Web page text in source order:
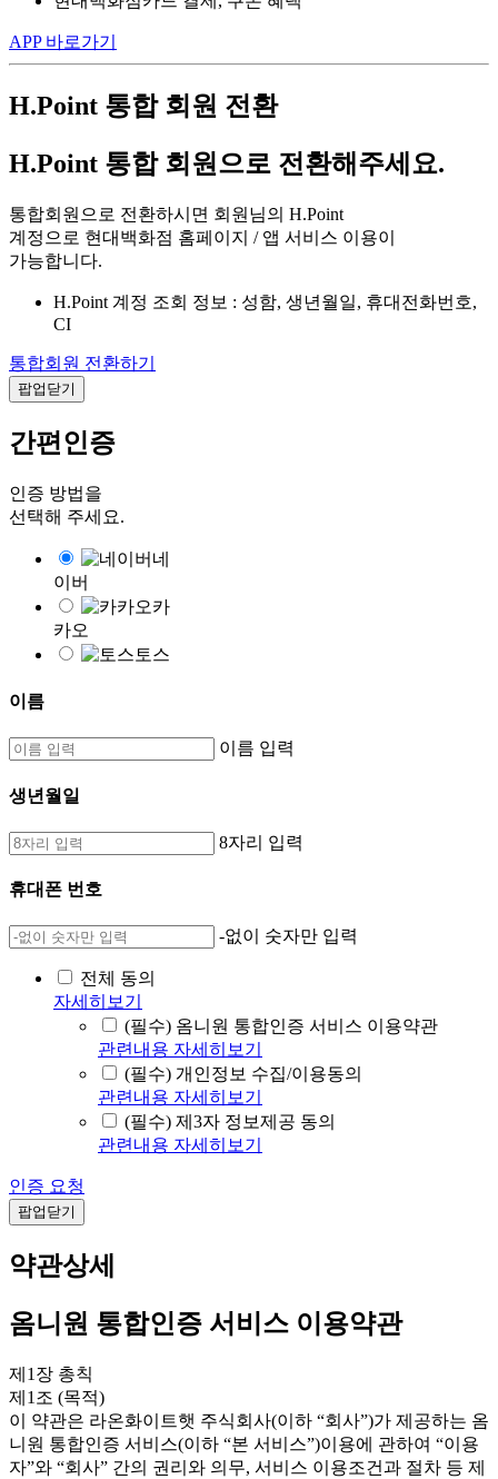
APP 바로가기
H.Point 통합 회원 전환
H.Point 통합 회원으로 전환해주세요.
통합회원으로 전환하시면 회원님의 H.Point
계정으로 현대백화점 홈페이지 / 앱 서비스 이용이
가능합니다.
H.Point 계정 조회 정보 : 성함, 생년월일, 휴대전화번호,
CI
통합회원 전환하기
팝업닫기
간편인증
인증 방법을
선택해 주세요.
네
이버
카
카오
토스
이름
이름 입력
생년월일
8자리 입력
휴대폰 번호
-없이 숫자만 입력
전체 동의
자세히보기
(필수) 옴니원 통합인증 서비스 이용약관
관련내용 자세히보기
(필수) 개인정보 수집/이용동의
관련내용 자세히보기
(필수) 제3자 정보제공 동의
관련내용 자세히보기
인증 요청
팝업닫기
약관상세
옴니원 통합인증 서비스 이용약관
제1장 총칙
제1조 (목적)
이 약관은 라온화이트햇 주식회사(이하 “회사”)가 제공하는 옴
니원 통합인증 서비스(이하 “본 서비스”)이용에 관하여 “이용
자”와 “회사” 간의 권리와 의무, 서비스 이용조건과 절차 등 제